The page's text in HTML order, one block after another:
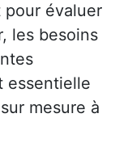
pour évaluer
les besoins
essentielle
mesure à